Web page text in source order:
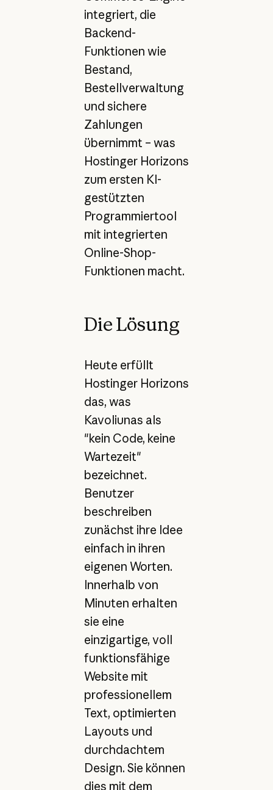
integriert, die
Backend-
Funktionen wie
Bestand,
Bestellverwaltung
und sichere
Zahlungen
übernimmt – was
Hostinger Horizons
zum ersten KI-
gestützten
Programmiertool
mit integrierten
Online-Shop-
Funktionen macht.
Die Lösung
Heute erfüllt
Hostinger Horizons
das, was
Kavoliunas als
"kein Code, keine
Wartezeit"
bezeichnet.
Benutzer
beschreiben
zunächst ihre Idee
einfach in ihren
eigenen Worten.
Innerhalb von
Minuten erhalten
sie eine
einzigartige, voll
funktionsfähige
Website mit
professionellem
Text, optimierten
Layouts und
durchdachtem
Design. Sie können
dies mit dem